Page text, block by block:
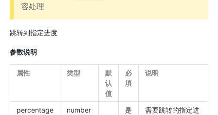
容处理
跳转到指定进度
参数说明
属性 类型
默
认
值
必
填
说明
percentage number 是
需要跳转的指定进